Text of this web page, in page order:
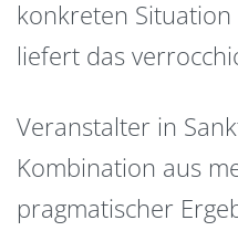
konkreten
liefert das
Veranstalter in
Kombination aus
pragmatischer